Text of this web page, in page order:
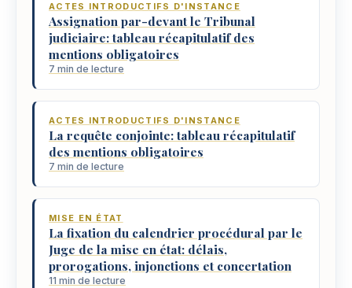
ACTES INTRODUCTIFS D'INSTANCE
Assignation par-devant le Tribunal
judiciaire: tableau récapitulatif des
mentions obligatoires
7 min de lecture
ACTES INTRODUCTIFS D'INSTANCE
La requête conjointe: tableau récapitulatif
des mentions obligatoires
7 min de lecture
MISE EN ÉTAT
La fixation du calendrier procédural par le
Juge de la mise en état: délais,
prorogations, injonctions et concertation
11 min de lecture